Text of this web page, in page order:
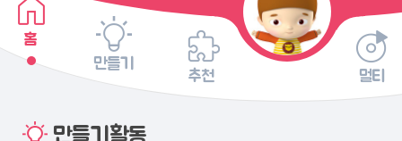
홈
만들기
추천 멀티